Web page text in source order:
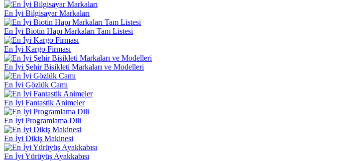
En İyi Bilgisayar Markaları
En İyi Biotin Hapı Markaları Tam Listesi
En İyi Kargo Firması
En İyi Şehir Bisikleti Markaları ve Modelleri
En İyi Gözlük Camı
En İyi Fantastik Animeler
En İyi Programlama Dili
En İyi Dikiş Makinesi
En İyi Yürüyüş Ayakkabısı